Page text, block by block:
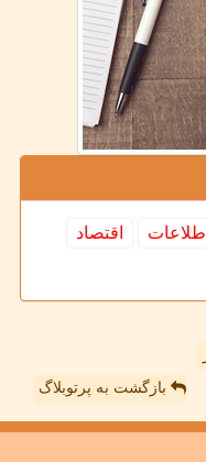
اطلاعات
اقتصاد
بازگشت به پرتوبلاگ